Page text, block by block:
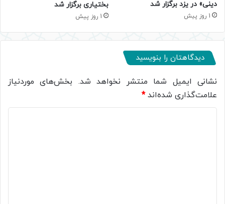
دینی» در یزد برگزار شد
1 روز پیش
بختیاری برگزار شد
1 روز پیش
دیدگاهتان را بنویسید
نشانی ایمیل شما منتشر نخواهد شد. بخش‌های موردنیاز
علامت‌گذاری شده‌اند*